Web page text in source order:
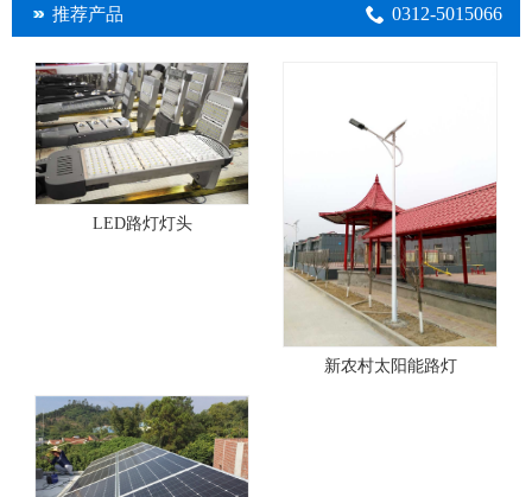
推荐产品 0312-5015066
LED路灯灯头
新农村太阳能路灯